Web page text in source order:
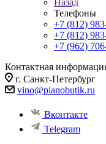
Назад
Телефоны
+7 (812)
+7 (812)
+7 (962)
Контактная
г. Санкт-Петербург
vino@pianobutik.ru
Вконтакте
Telegram